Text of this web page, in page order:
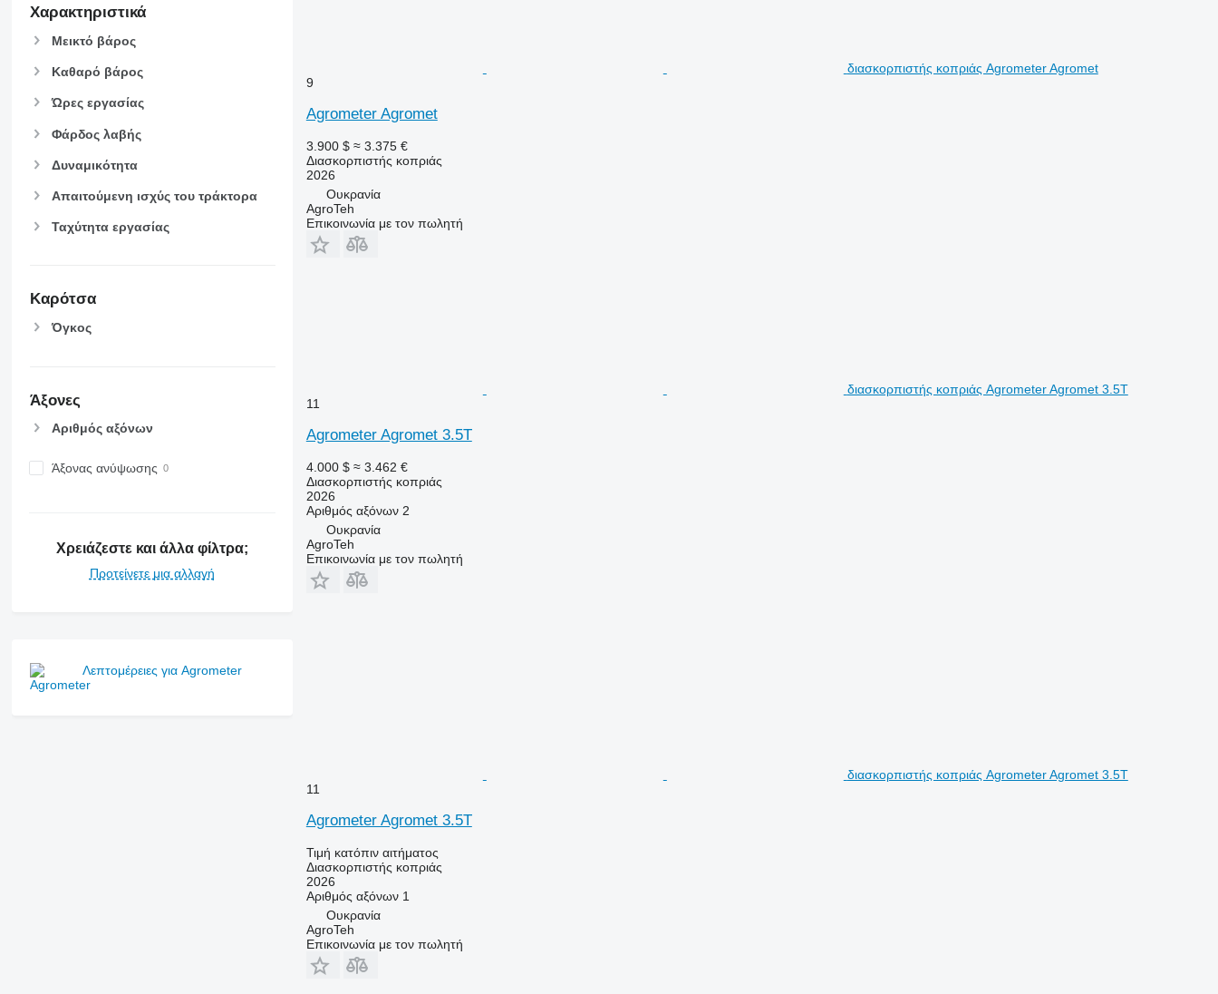
Χαρακτηριστικά
Μεικτό βάρος
Καθαρό βάρος
Ώρες εργασίας
Φάρδος λαβής
Δυναμικότητα
Απαιτούμενη ισχύς του τράκτορα
Ταχύτητα εργασίας
Καρότσα
Όγκος
Άξονες
Αριθμός αξόνων
Άξονας ανύψωσης
Χρειάζεστε και άλλα φίλτρα;
Προτείνετε μια αλλαγή
Λεπτομέρειες για Agrometer
διασκορπιστής κοπριάς Agrometer Agromet
9
Agrometer Agromet
3.900 $ ≈ 3.375 €
Διασκορπιστής κοπριάς
2026
Ουκρανία
AgroTeh
Επικοινωνία με τον πωλητή
διασκορπιστής κοπριάς Agrometer Agromet 3.5T
11
Agrometer Agromet 3.5T
4.000 $ ≈ 3.462 €
Διασκορπιστής κοπριάς
2026
Αριθμός αξόνων 2
Ουκρανία
AgroTeh
Επικοινωνία με τον πωλητή
διασκορπιστής κοπριάς Agrometer Agromet 3.5T
11
Agrometer Agromet 3.5T
Τιμή κατόπιν αιτήματος
Διασκορπιστής κοπριάς
2026
Αριθμός αξόνων 1
Ουκρανία
AgroTeh
Επικοινωνία με τον πωλητή